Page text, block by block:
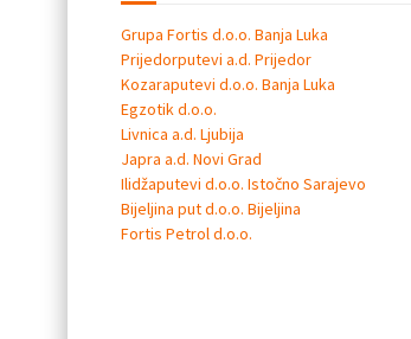
Grupa Fortis d.o.o. Banja Luka
Prijedorputevi a.d. Prijedor
Kozaraputevi d.o.o. Banja Luka
Egzotik d.o.o.
Livnica a.d. Ljubija
Japra a.d. Novi Grad
Ilidžaputevi d.o.o. Istočno Sarajevo
Bijeljina put d.o.o. Bijeljina
Fortis Petrol d.o.o.